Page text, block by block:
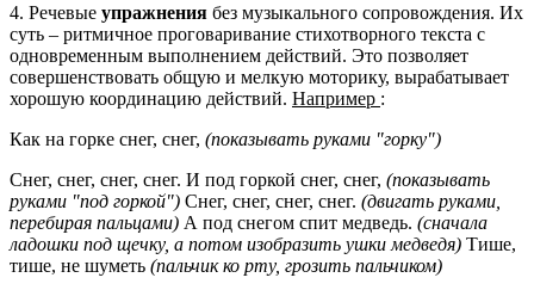
4. Речевые упражнения без музыкального сопровождения. Их
суть – ритмичное проговаривание стихотворного текста с
одновременным выполнением действий. Это позволяет
совершенствовать общую и мелкую моторику, вырабатывает
хорошую координацию действий. Например :
Как на горке снег, снег, (показывать руками "горку")
Снег, снег, снег, снег. И под горкой снег, снег, (показывать
руками "под горкой") Снег, снег, снег, снег. (двигать руками,
перебирая пальцами) А под снегом спит медведь. (сначала
ладошки под щечку, а потом изобразить ушки медведя) Тише,
тише, не шуметь (пальчик ко рту, грозить пальчиком)